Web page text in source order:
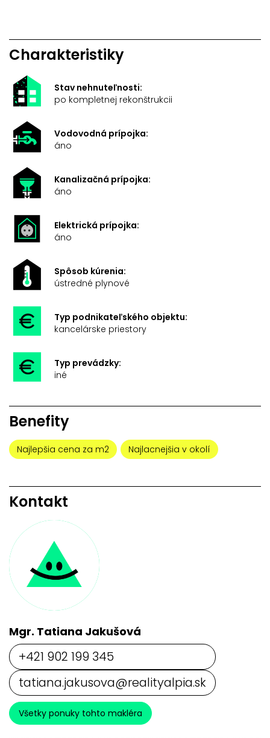
Charakteristiky
Stav nehnuteľnosti:
po kompletnej rekonštrukcii
Vodovodná prípojka:
áno
Kanalizačná prípojka:
áno
Elektrická prípojka:
áno
Spôsob kúrenia:
ústredné plynové
Typ podnikateľského objektu:
kancelárske priestory
Typ prevádzky:
iné
Benefity
Najlepšia cena za m2 Najlacnejšia v okolí
Kontakt
Mgr. Tatiana Jakušová
+421 902 199 345
tatiana.jakusova@realityalpia.sk
Všetky ponuky tohto makléra